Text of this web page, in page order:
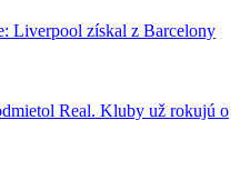
Liverpool získal z Barcelony
Real. Kluby už rokujú o